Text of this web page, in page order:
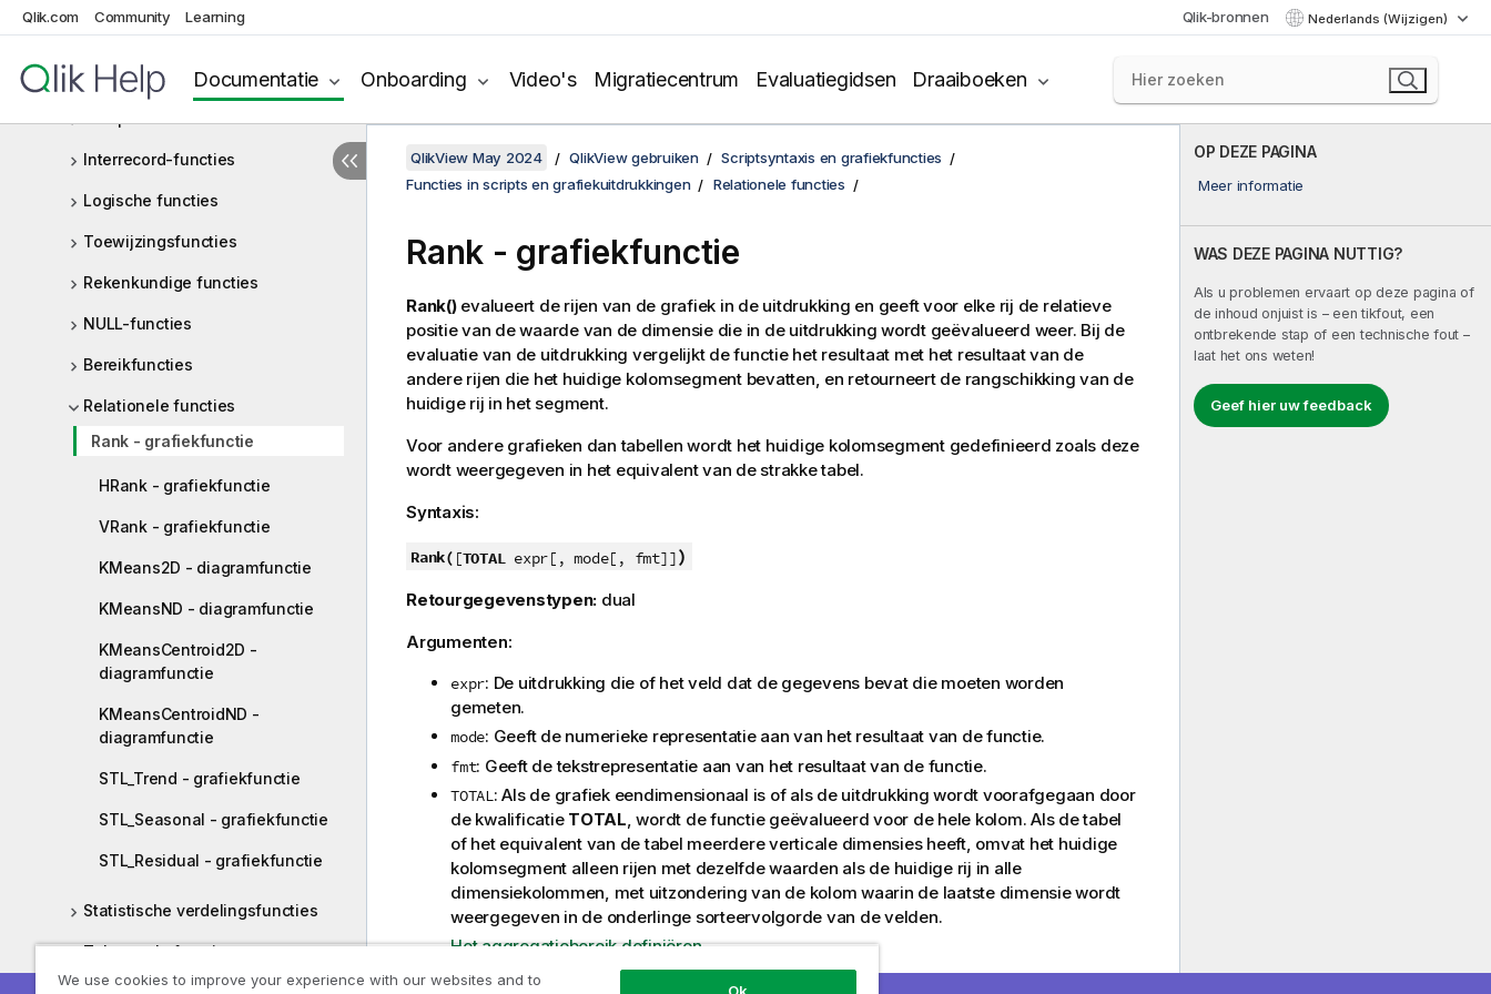
Qlik.com Community Learning Qlik-bronnen Nederlands (Wijzigen)
Documentatie Onboarding Video's Migratiecentrum Evaluatiegidsen Draaiboeken
Opmaakfuncties
Algemene numerieke functies
Interrecord-functies
Logische functies
Toewijzingsfuncties
Rekenkundige functies
NULL-functies
Bereikfuncties
Relationele functies
Rank - grafiekfunctie
HRank - grafiekfunctie
VRank - grafiekfunctie
KMeans2D - diagramfunctie
KMeansND - diagramfunctie
KMeansCentroid2D -
diagramfunctie
KMeansCentroidND -
diagramfunctie
STL_Trend - grafiekfunctie
STL_Seasonal - grafiekfunctie
STL_Residual - grafiekfunctie
Statistische verdelingsfuncties
Tekenreeksfuncties
OP DEZE PAGINA
Meer informatie
WAS DEZE PAGINA NUTTIG?
Als u problemen ervaart op deze pagina of
de inhoud onjuist is – een tikfout, een
ontbrekende stap of een technische fout –
laat het ons weten!
Geef hier uw feedback
QlikView May 2024 QlikView gebruiken
Scriptsyntaxis en grafiekfuncties
Functies in scripts en grafiekuitdrukkingen
Relationele functies
Rank - grafiekfunctie
Rank()evalueert de rijen van de grafiek in de uitdrukking en geeft voor elke rij de relatieve
positie van de waarde van de dimensie die in de uitdrukking wordt geëvalueerd weer. Bij de
evaluatie van de uitdrukking vergelijkt de functie het resultaat met het resultaat van de
andere rijen die het huidige kolomsegment bevatten, en retourneert de rangschikking van de
huidige rij in het segment.
Voor andere grafieken dan tabellen wordt het huidige kolomsegment gedefinieerd zoals deze
wordt weergegeven in het equivalent van de strakke tabel.
Syntaxis:
Rank( [TOTALexpr[, mode[, fmt]])
Retourgegevenstypen: dual
Argumenten:
expr: De uitdrukking die of het veld dat de gegevens bevat die moeten worden
gemeten.
mode: Geeft de numerieke representatie aan van het resultaat van de functie.
fmt: Geeft de tekstrepresentatie aan van het resultaat van de functie.
TOTAL: Als de grafiek eendimensionaal is of als de uitdrukking wordt voorafgegaan door
de kwalificatie TOTAL, wordt de functie geëvalueerd voor de hele kolom. Als de tabel
of het equivalent van de tabel meerdere verticale dimensies heeft, omvat het huidige
kolomsegment alleen rijen met dezelfde waarden als de huidige rij in alle
dimensiekolommen, met uitzondering van de kolom waarin de laatste dimensie wordt
weergegeven in de onderlinge sorteervolgorde van de velden.
Het aggregatiebereik definiëren
De rangorde wordt geretourneerd als een duale waarde. Als elke rij een unieke rangschikking
We use cookies to improve your experience with our websites and to